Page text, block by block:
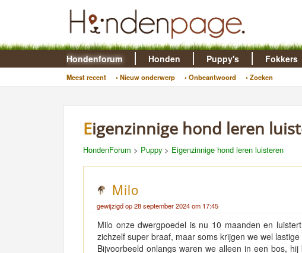
Hondenforum
Meest recent • Nieuw onderwerp • Onbeantwoord • Zoeken
Honden Puppy's Fokkers
Eigenzinnige hond leren
HondenForum > Puppy > Eigenzinnige hond leren luisteren
Milo
gewijzigd op 28 september 2024 om 17:45
Milo onze dwergpoedel is nu 10 maanden en
zichzelf super braaf, maar soms krijgen we wel lastige
Bijvoorbeeld onlangs waren we alleen in een bos,